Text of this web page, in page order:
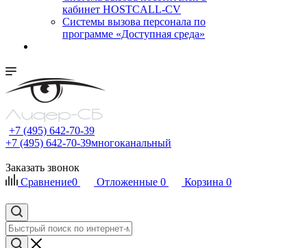
кабинет HOSTCALL-CV
Системы вызова персонала по
программе «Доступная среда»
+7 (495) 642-70-39
+7 (495) 642-70-39многоканальный
Заказать звонок
Сравнение0 Отложенные 0 Корзина 0